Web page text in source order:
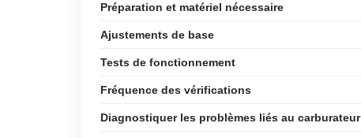
Préparation et matériel nécessaire
Ajustements de base
Tests de fonctionnement
Fréquence des vérifications
Diagnostiquer les problèmes liés au carburateur